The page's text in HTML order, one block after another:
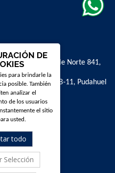
Avenida Valle Norte 841,
500, bodega B-11, Pudahuel
hrs
DE
para brindarle la
posible. También
analizar el
de los usuarios
el sitio
usted.
todo
Selección